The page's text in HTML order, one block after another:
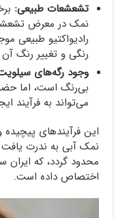
تشعشعات طبیعی:
نمک در معرض
رادیواکتیو طبیعی
رنگی و تغییر رنگ
وجود رگه‌های
بی‌رنگ است، اما
می‌تواند به فرآیند
این فرآیندهای
نمک آبی به ندرت
محدود گردد، که ایران
اختصاص داده است.